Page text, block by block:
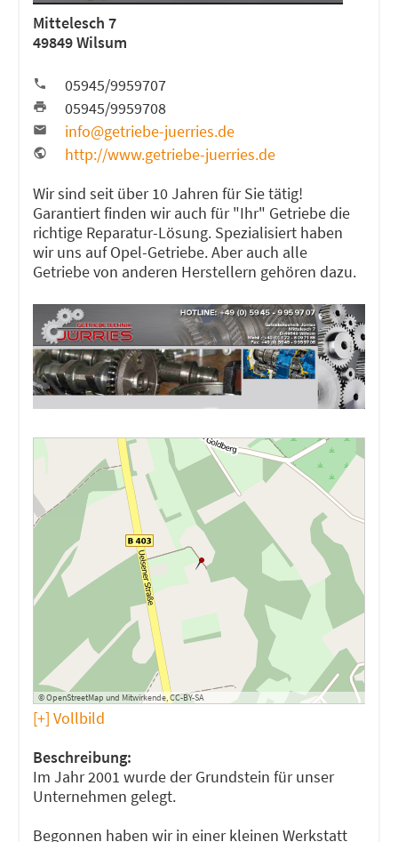
Mittelesch 7
49849 Wilsum
05945/9959707
05945/9959708
info@getriebe-juerries.de
http://www.getriebe-juerries.de
Wir sind seit über 10 Jahren für Sie tätig!
Garantiert finden wir auch für "Ihr" Getriebe die
richtige Reparatur-Lösung. Spezialisiert haben
wir uns auf Opel-Getriebe. Aber auch alle
Getriebe von anderen Herstellern gehören dazu.
©OpenStreetMap und Mitwirkende,CC-BY-SA
[+] Vollbild
Beschreibung:
Im Jahr 2001 wurde der Grundstein für unser
Unternehmen gelegt.
Begonnen haben wir in einer kleinen Werkstatt